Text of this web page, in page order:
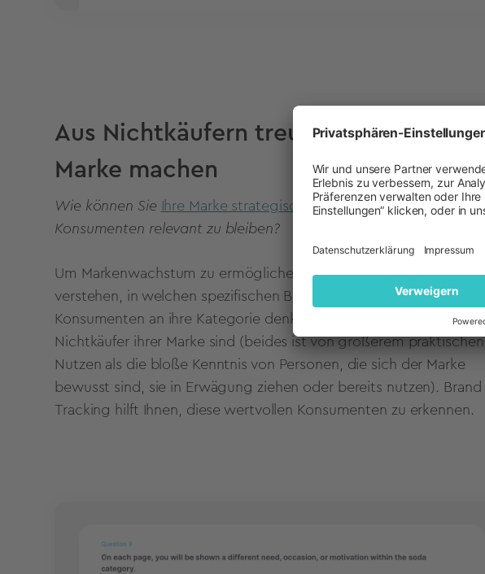
Aus Nichtkäufern treue Kunden Ihrer
Marke machen
Wie können Sie Ihre Marke strategisch weiterentwickeln, um für
Konsumenten relevant zu bleiben?
Um Markenwachstum zu ermöglichen, müssen Unternehmen
verstehen, in welchen spezifischen Bedarfssituationen potenzielle
Konsumenten an ihre Kategorie denken und wer die derzeitigen
Nichtkäufer ihrer Marke sind (beides ist von größerem praktischen
Nutzen als die bloße Kenntnis von Personen, die sich der Marke
bewusst sind, sie in Erwägung ziehen oder bereits nutzen). Brand
Tracking hilft Ihnen, diese wertvollen Konsumenten zu erkennen.